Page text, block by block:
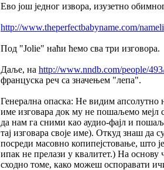
Ево још једног извора, изузетно
http://www.theperfectbabyname.com/
Под "Jolie" наћи ћемо сва три изговора.
Даље, на http://www.nndb.com/people/
француска реч са значењем "лепа".
Генерална опаска: Не видим апсолутно
име изговара док му не пошаљемо
да нам га сними као аудио-фајл и
тај изговара своје име). Откуд знаш
посреди масовно копипејстовање, што
ипак не прелази у квалитет.) На
сходно томе, како можеш оспоравати